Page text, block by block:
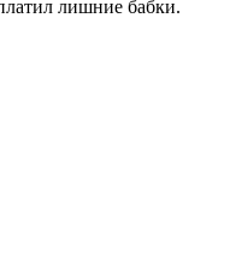
лишние бабки.